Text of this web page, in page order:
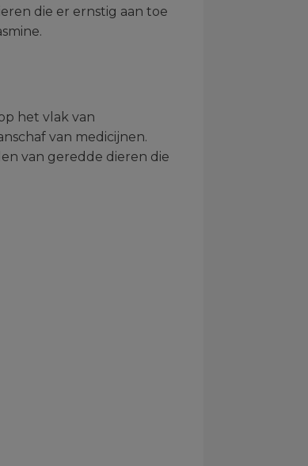
die er ernstig aan toe
het vlak van
van medicijnen.
van geredde dieren die